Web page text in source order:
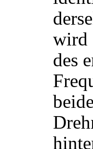
wird
des